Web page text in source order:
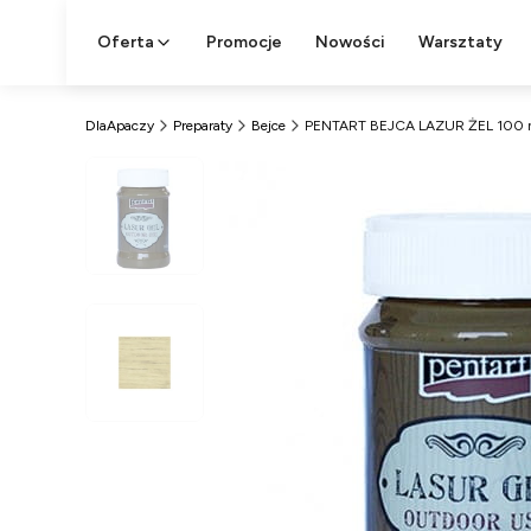
Oferta Promocje Nowości Warsztaty
DlaApaczy Preparaty Bejce PENTART BEJCA LAZUR ŻEL 100